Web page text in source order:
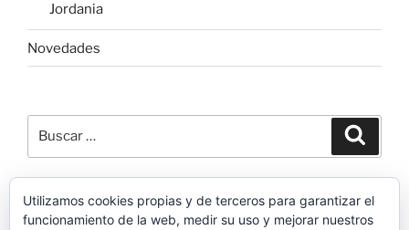
Jordania
Novedades
por:
ETIQUETAS
Utilizamos cookies propias y de terceros para garantizar el
funcionamiento de la web, medir su uso y mejorar nuestros